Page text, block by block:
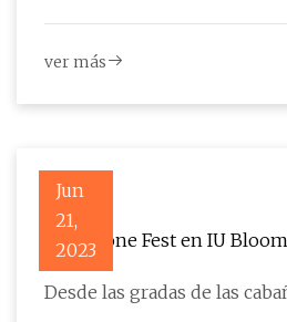
ver más
Jun
21,
2023
Limestone Fest en IU
Desde las gradas de las